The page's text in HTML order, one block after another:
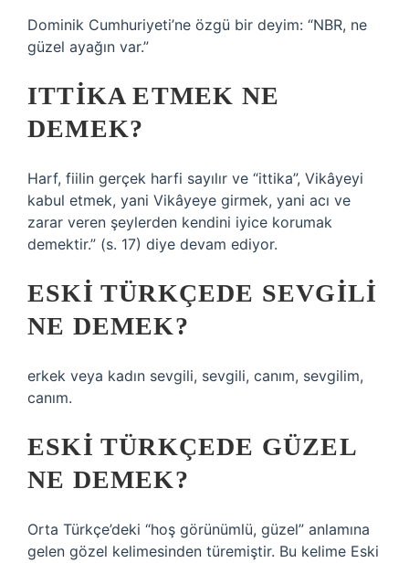
Dominik Cumhuriyeti’ne özgü bir deyim: “NBR, ne
güzel ayağın var.”
ITTIKA ETMEK NE
DEMEK?
Harf, fiilin gerçek harfi sayılır ve “ittika”, Vikâyeyi
kabul etmek, yani Vikâyeye girmek, yani acı ve
zarar veren şeylerden kendini iyice korumak
demektir.” (s. 17) diye devam ediyor.
ESKI TÜRKÇEDE SEVGILI
NE DEMEK?
erkek veya kadın sevgili, sevgili, canım, sevgilim,
canım.
ESKI TÜRKÇEDE GÜZEL
NE DEMEK?
Orta Türkçe’deki “hoş görünümlü, güzel” anlamına
gelen gözel kelimesinden türemiştir. Bu kelime Eski